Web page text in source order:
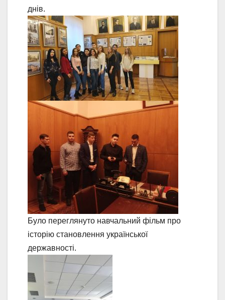
днів.
Було переглянуто навчальний фільм про
історію становлення української
державності.